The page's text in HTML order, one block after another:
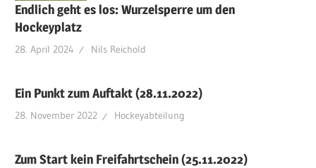
Endlich geht es los: Wurzelsperre um den
Hockeyplatz
28. April 2024 Nils Reichold
Ein Punkt zum Auftakt (28.11.2022)
28. November 2022 Hockeyabteilung
Zum Start kein Freifahrtschein (25.11.2022)